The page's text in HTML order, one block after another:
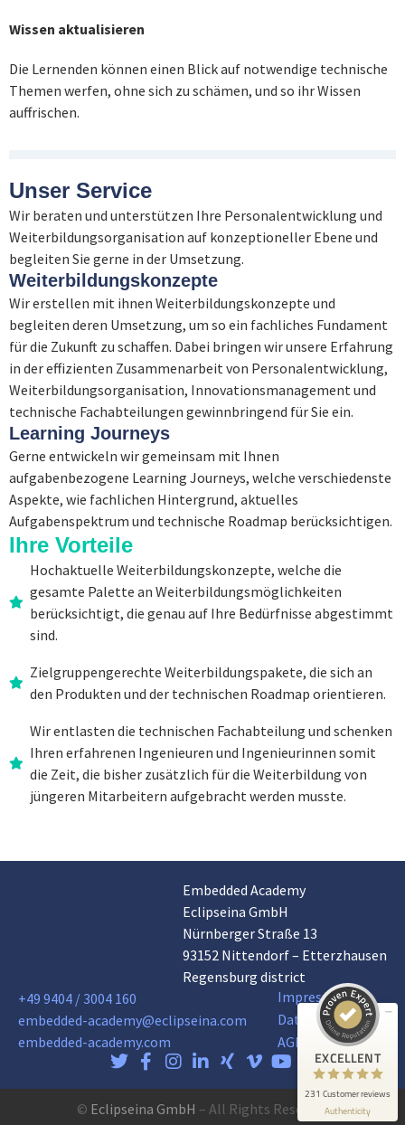
Wissen aktualisieren
Die Lernenden können einen Blick auf notwendige technische
Themen werfen, ohne sich zu schämen, und so ihr Wissen
auffrischen.
Unser Service
Wir beraten und unterstützen Ihre Personalentwicklung und
Weiterbildungsorganisation auf konzeptioneller Ebene und
begleiten Sie gerne in der Umsetzung.
Weiterbildungskonzepte
Wir erstellen mit ihnen Weiterbildungskonzepte und
begleiten deren Umsetzung, um so ein fachliches Fundament
für die Zukunft zu schaffen. Dabei bringen wir unsere Erfahrung
in der effizienten Zusammenarbeit von Personalentwicklung,
Weiterbildungsorganisation, Innovationsmanagement und
technische Fachabteilungen gewinnbringend für Sie ein.
Learning Journeys
Gerne entwickeln wir gemeinsam mit Ihnen
aufgabenbezogene Learning Journeys, welche verschiedenste
Aspekte, wie fachlichen Hintergrund, aktuelles
Aufgabenspektrum und technische Roadmap berücksichtigen.
Ihre Vorteile
Hochaktuelle Weiterbildungskonzepte, welche die
gesamte Palette an Weiterbildungsmöglichkeiten
berücksichtigt, die genau auf Ihre Bedürfnisse abgestimmt
sind.
Zielgruppengerechte Weiterbildungspakete, die sich an
den Produkten und der technischen Roadmap orientieren.
Wir entlasten die technischen Fachabteilung und schenken
Ihren erfahrenen Ingenieuren und Ingenieurinnen somit
die Zeit, die bisher zusätzlich für die Weiterbildung von
jüngeren Mitarbeitern aufgebracht werden musste.
Embedded Academy
Eclipseina GmbH
Nürnberger Straße 13
93152 Nittendorf – Etterzhausen
Regensburg district
+49 9404 / 3004 160
embedded-academy@eclipseina.com
embedded-academy.com
Impressum
Datenschutz
AGB
© Eclipseina GmbH – All Rights Reserved
EXCELLENT
231 Customer reviews
Authenticity
Customer reviews and experiences for
Eclipseina GmbH
99%
ProvenExpert.com
EXCELLENT
4.95 / 5.00
165
Reviews on
ProvenExpert.com
66
sources
View profile on
ProvenExpert.com